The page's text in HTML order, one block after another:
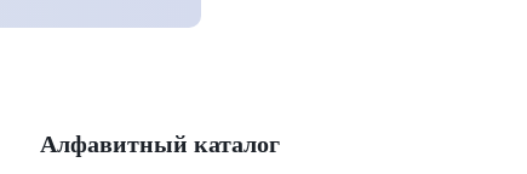
Алфавитный каталог